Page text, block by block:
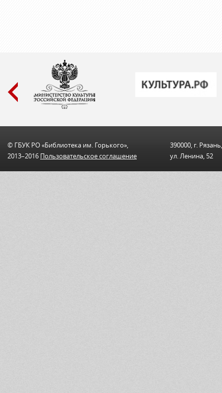
© ГБУК РО «Библиотека им. Горького»,
2013–2016 Пользовательскоe соглашениe
390000, г. Рязань,
ул. Ленина, 52